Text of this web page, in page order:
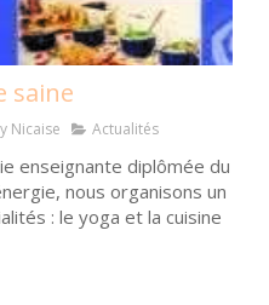
saine
Nicaise Actualités
enseignante diplômée du
nous organisons un
: le yoga et la cuisine